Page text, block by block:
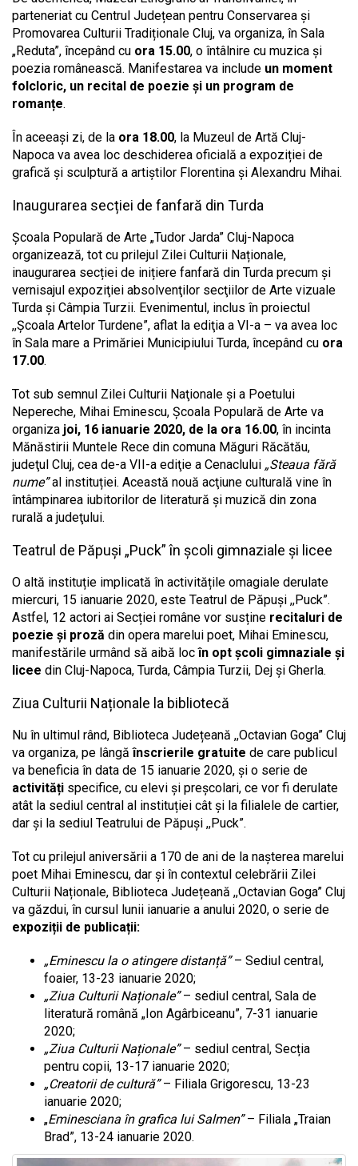
parteneriat cu Centrul Județean pentru Conservarea și
Promovarea Culturii Tradiționale Cluj, va organiza, în Sala
„Reduta”, începând cu ora 15.00, o întâlnire cu muzica și
poezia românească. Manifestarea va include un moment
folcloric, un recital de poezie și un program de
romanțe.
În aceeași zi, de la ora 18.00, la Muzeul de Artă Cluj-
Napoca va avea loc deschiderea oficială a expoziției de
grafică și sculptură a artiștilor Florentina și Alexandru Mihai.
Inaugurarea secției de fanfară din Turda
Școala Populară de Arte „Tudor Jarda” Cluj-Napoca
organizează, tot cu prilejul Zilei Culturii Naționale,
inaugurarea secției de inițiere fanfară din Turda precum şi
vernisajul expoziţiei absolvenţilor secţiilor de Arte vizuale
Turda şi Câmpia Turzii. Evenimentul, inclus în proiectul
,,Şcoala Artelor Turdene”, aflat la ediţia a VI-a – va avea loc
în Sala mare a Primăriei Municipiului Turda, începând cu ora
17.00.
Tot sub semnul Zilei Culturii Naţionale şi a Poetului
Nepereche, Mihai Eminescu, Școala Populară de Arte va
organiza joi, 16 ianuarie 2020, de la ora 16.00, în incinta
Mănăstirii Muntele Rece din comuna Măguri Răcătău,
judeţul Cluj, cea de-a VII-a ediţie a Cenaclului „Steaua fără
nume”al instituției. Această nouă acţiune culturală vine în
întâmpinarea iubitorilor de literatură şi muzică din zona
rurală a judeţului.
Teatrul de Păpuși „Puck” în școli gimnaziale și licee
O altă instituție implicată în activitățile omagiale derulate
miercuri, 15 ianuarie 2020, este Teatrul de Păpuși ,,Puck”.
Astfel, 12 actori ai Secției române vor susține recitaluri de
poezie și proză din opera marelui poet, Mihai Eminescu,
manifestările urmând să aibă locîn opt școli gimnaziale și
licee din Cluj-Napoca, Turda, Câmpia Turzii, Dej și Gherla.
Ziua Culturii Naționale la bibliotecă
Nu în ultimul rând, Biblioteca Județeană ,,Octavian Goga” Cluj
va organiza, pe lângăînscrierile gratuite de care publicul
va beneficia în data de 15 ianuarie 2020, și o serie de
activități specifice, cu elevi și preșcolari, ce vor fi derulate
atât la sediul central al instituției cât și la filialele de cartier,
dar și la sediul Teatrului de Păpuși ,,Puck”.
Tot cu prilejul aniversării a 170 de ani de la nașterea marelui
poet Mihai Eminescu, dar și în contextul celebrării Zilei
Culturii Naționale, Biblioteca Județeană ,,Octavian Goga” Cluj
va găzdui, în cursul lunii ianuarie a anului 2020, o serie de
expoziții de publicații:
„Eminescu la o atingere distanță”– Sediul central,
foaier, 13-23 ianuarie 2020;
„Ziua Culturii Naționale”– sediul central, Sala de
literatură română „Ion Agârbiceanu”, 7-31 ianuarie
2020;
„Ziua Culturii Naționale”– sediul central, Secția
pentru copii, 13-17 ianuarie 2020;
„Creatorii de cultură”– Filiala Grigorescu, 13-23
ianuarie 2020;
„Eminesciana în grafica lui Salmen”– Filiala „Traian
Brad”, 13-24 ianuarie 2020.